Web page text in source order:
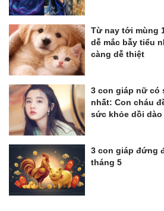
Từ nay tới mùng
dễ mắc bẫy tiểu
càng dễ thiệt
3 con giáp nữ có
nhất: Con cháu
sức khỏe dồi dào
3 con giáp đứng
tháng 5